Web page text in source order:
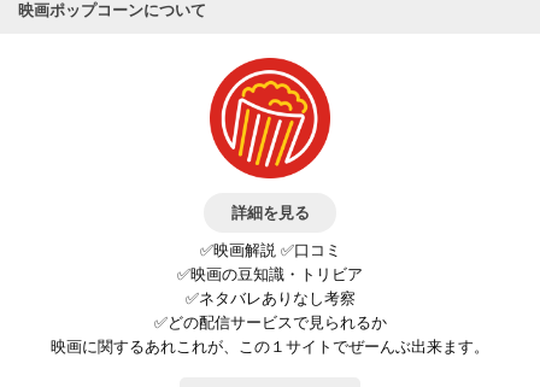
映画ポップコーンについて
詳細を見る
✅映画解説 ✅口コミ
✅映画の豆知識・トリビア
✅ネタバレありなし考察
✅どの配信サービスで見られるか
映画に関するあれこれが、この１サイトでぜーんぶ出来ます。